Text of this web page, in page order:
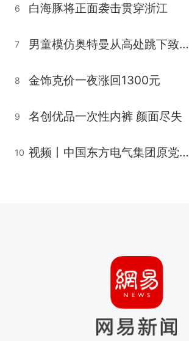
6 白海豚将正面袭击贯穿浙江
7 男童模仿奥特曼从高处跳下致骨折
8 金饰克价一夜涨回1300元
9 名创优品一次性内裤 颜面尽失
10 视频丨中国东方电气集团原党组副书记、董事宋致远被查